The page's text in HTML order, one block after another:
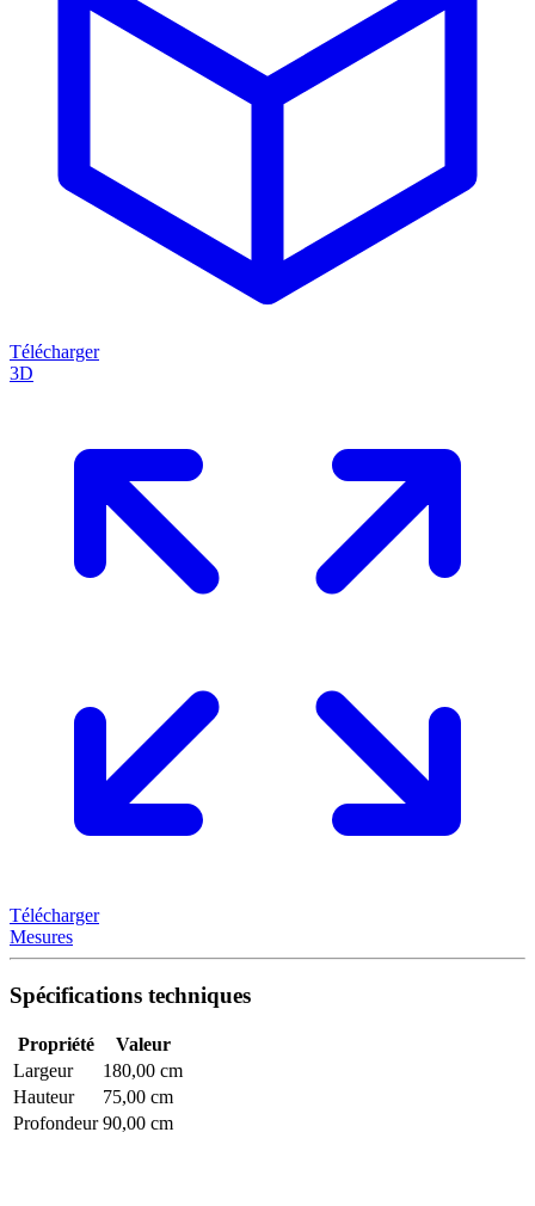
Télécharger
3D
Télécharger
Mesures
Spécifications techniques
Propriété
Valeur
Largeur
180,00 cm
Hauteur
75,00 cm
Profondeur 90,00 cm